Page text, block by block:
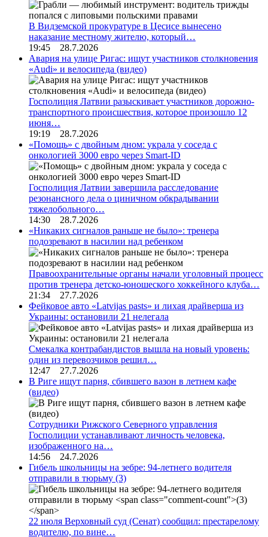
В Видземской прокуратуре в Цесисе вынесено
наказание местному жителю, который…
19:45 28.7.2026
Авария на улице Ригас: ищут участников столкновения
«Audi» и велосипеда (видео)
Госполиция Латвии разыскивает участников дорожно-
транспортного происшествия, которое произошло 12
июня…
19:19 28.7.2026
«Помощь» с двойным дном: украла у соседа с
онкологией 3000 евро через Smart-ID
Госполиция Латвии завершила расследование
резонансного дела о циничном обкрадывании
тяжелобольного…
14:30 28.7.2026
«Никаких сигналов раньше не было»: тренера
подозревают в насилии над ребенком
Правоохранительные органы начали уголовный процесс
против тренера детско-юношеского хоккейного клуба…
21:34 27.7.2026
Фейковое авто «Latvijas pasts» и лихая драйверша из
Украины: остановили 21 нелегала
Смекалка контрабандистов вышла на новый уровень:
один из перевозчиков решил…
12:47 27.7.2026
В Риге ищут парня, сбившего вазон в летнем кафе
(видео)
Сотрудники Рижского Северного управления
Госполиции устанавливают личность человека,
изображенного на…
14:56 24.7.2026
Гибель школьницы на зебре: 94-летнего водителя
отправили в тюрьму (3)
22 июля Верховный суд (Сенат) сообщил: престарелому
водителю, по вине…